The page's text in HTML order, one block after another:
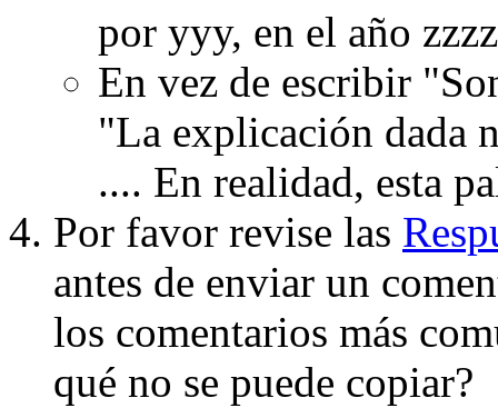
por yyy, en el año
En vez de escribir
"La explicación dada
.... En realidad, esta
Por favor revise las
antes de enviar un
los comentarios más
qué no se puede copiar?